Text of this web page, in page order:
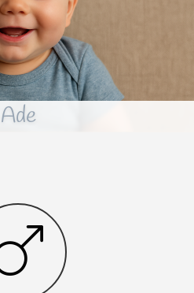
Ade
Junge